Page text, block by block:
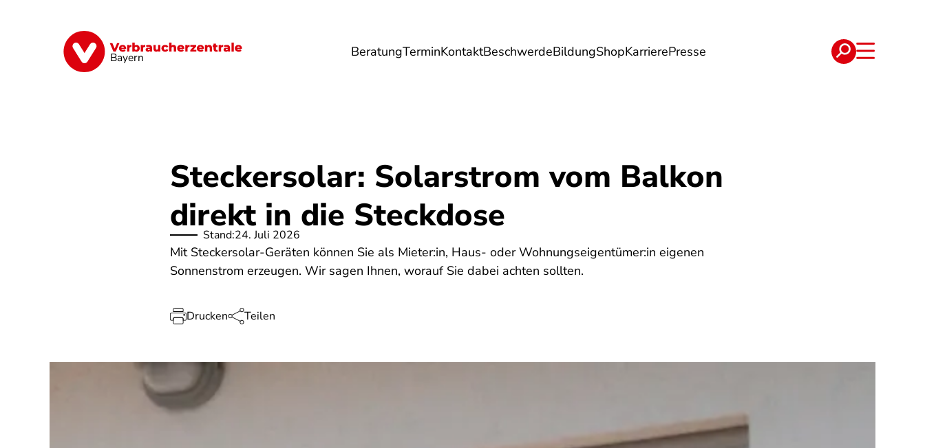
Bayern BeratungTerminKontaktBeschwerdeBildungShopKarrierePresse
Finanzen Digitales Lebensmittel Umwelt Gesundheit Energie Reise Verträge
Steckersolar: Solarstrom vom Balkon
direkt in die Steckdose
Stand:24. Juli 2026
Mit Steckersolar-Geräten können Sie als Mieter:in, Haus- oder Wohnungseigentümer:in eigenen
Sonnenstrom erzeugen. Wir sagen Ihnen, worauf Sie dabei achten sollten.
Drucken Teilen